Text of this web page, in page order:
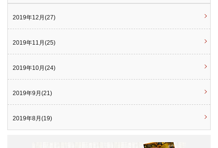
2019年12月(27)
2019年11月(25)
2019年10月(24)
2019年9月(21)
2019年8月(19)